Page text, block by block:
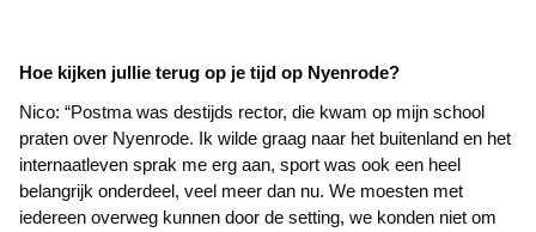
Hoe kijken jullie terug op je tijd op Nyenrode?
Nico: “Postma was destijds rector, die kwam op mijn school
praten over Nyenrode. Ik wilde graag naar het buitenland en het
internaatleven sprak me erg aan, sport was ook een heel
belangrijk onderdeel, veel meer dan nu. We moesten met
iedereen overweg kunnen door de setting, we konden niet om